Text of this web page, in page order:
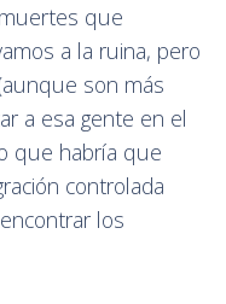
que
a la ruina, pero
son más
a esa gente en el
que habría que
controlada
los